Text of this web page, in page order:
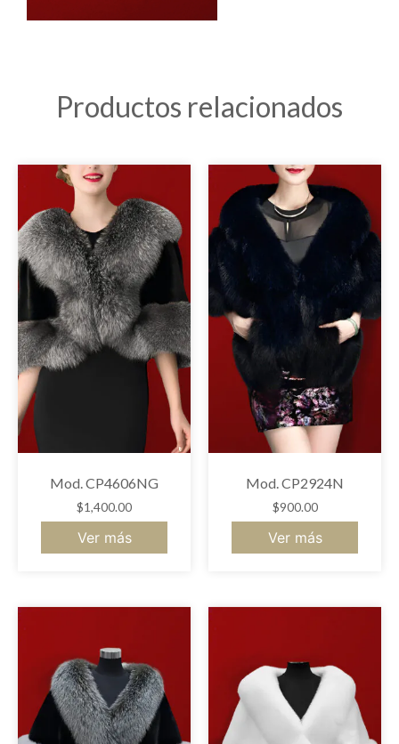
Productos relacionados
Mod. CP4606NG
$1,400.00
Ver más
Mod. CP2924N
$900.00
Ver más